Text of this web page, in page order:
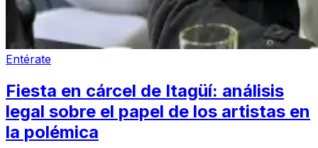
Entérate
Fiesta en cárcel de Itagüí: análisis
legal sobre el papel de los artistas en
la polémica